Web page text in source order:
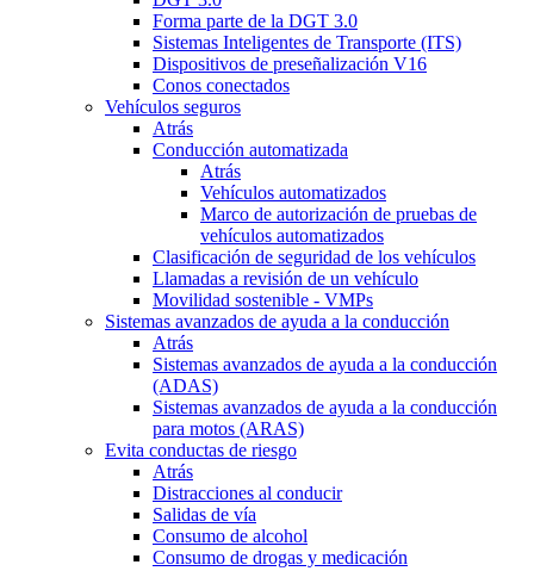
Forma parte de la DGT 3.0
Sistemas Inteligentes de Transporte (ITS)
Dispositivos de preseñalización V16
Conos conectados
Vehículos seguros
Atrás
Conducción automatizada
Atrás
Vehículos automatizados
Marco de autorización de pruebas de
vehículos automatizados
Clasificación de seguridad de los vehículos
Llamadas a revisión de un vehículo
Movilidad sostenible - VMPs
Sistemas avanzados de ayuda a la conducción
Atrás
Sistemas avanzados de ayuda a la conducción
(ADAS)
Sistemas avanzados de ayuda a la conducción
para motos (ARAS)
Evita conductas de riesgo
Atrás
Distracciones al conducir
Salidas de vía
Consumo de alcohol
Consumo de drogas y medicación